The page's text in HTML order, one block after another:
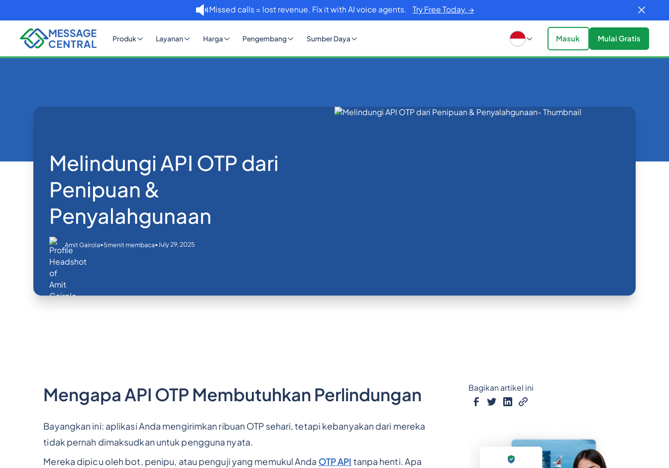
Missed calls = lost revenue. Fix it with AI voice agents. Try Free Today. →
Produk Layanan Harga Pengembang Sumber Daya Masuk Mulai Gratis
Melindungi API OTP dari
Penipuan &
Penyalahgunaan
Amit Gairola•5menit membaca•July 29, 2025
Mengapa API OTP Membutuhkan Perlindungan
Bayangkan ini: aplikasi Anda mengirimkan ribuan OTP sehari, tetapi kebanyakan dari mereka
tidak pernah dimaksudkan untuk pengguna nyata.
Mereka dipicu oleh bot, penipu, atau penguji yang memukul Anda OTP API tanpa henti. Apa
Bagikan artikel ini